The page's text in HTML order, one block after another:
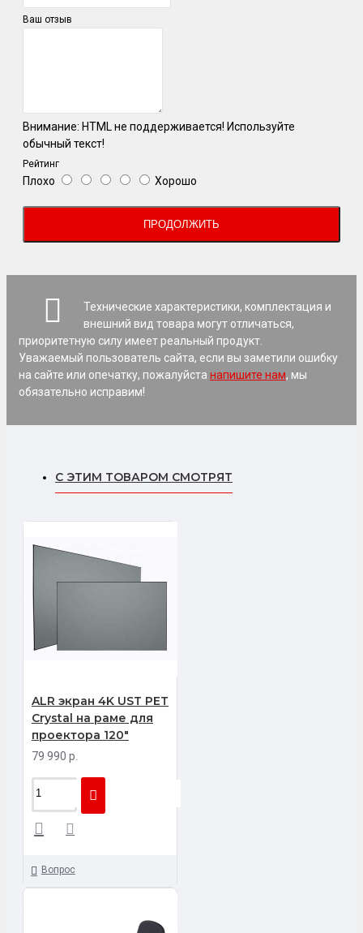
Ваш отзыв
Внимание: HTML не поддерживается! Используйте
обычный текст!
Рейтинг
Плохо Хорошо
ПРОДОЛЖИТЬ
Технические характеристики, комплектация и
внешний вид товара могут отличаться,
приоритетную силу имеет реальный продукт.
Уважаемый пользователь сайта, если вы заметили ошибку
на сайте или опечатку, пожалуйста напишите нам, мы
обязательно исправим!
С ЭТИМ ТОВАРОМ СМОТРЯТ
ALR экран 4K UST PET
Crystal на раме для
проектора 120"
79 990 р.
Вопрос